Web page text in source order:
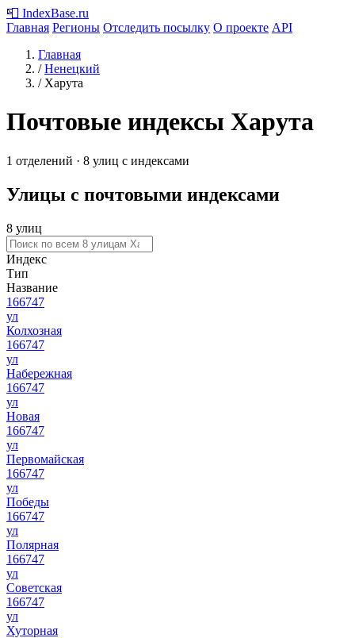
📮 IndexBase.ru
Главная Регионы Отследить посылку О проекте API
Главная
/ Ненецкий
/ Харута
Почтовые индексы Харута
1 отделений · 8 улиц с индексами
Улицы с почтовыми индексами
8 улиц
Индекс
Тип
Название
166747
ул
Колхозная
166747
ул
Набережная
166747
ул
Новая
166747
ул
Первомайская
166747
ул
Победы
166747
ул
Полярная
166747
ул
Советская
166747
ул
Хуторная